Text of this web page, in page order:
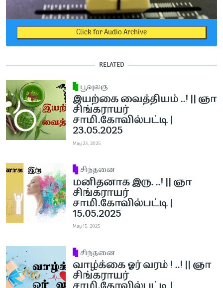
Click for Audio Archive
RELATED
பூவுலகு
இயற்கை வைத்தியம் ..! || ஞா
சிங்கராயர்
சாமி.கோவில்பட்டி |
23.05.2025
May 23, 2025
சிந்தனை
மனிதனாக இரு. ..! || ஞா
சிங்கராயர்
சாமி.கோவில்பட்டி |
15.05.2025
May 15, 2025
சிந்தனை
வாழ்க்கை ஓர் வரம் ! ..! || ஞா
சிங்கராயர்